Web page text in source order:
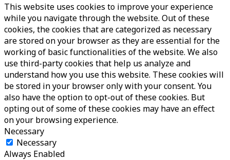
This website uses cookies to improve your experience
while you navigate through the website. Out of these
cookies, the cookies that are categorized as necessary
are stored on your browser as they are essential for the
working of basic functionalities of the website. We also
use third-party cookies that help us analyze and
understand how you use this website. These cookies will
be stored in your browser only with your consent. You
also have the option to opt-out of these cookies. But
opting out of some of these cookies may have an effect
on your browsing experience.
Necessary
Necessary
Always Enabled